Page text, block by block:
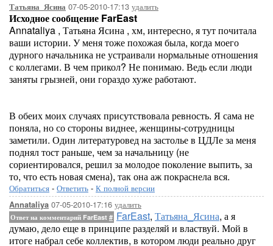
Татьяна_Ясина 07-05-2010-17:13 удалить
Исходное сообщение FarEast
Annataliya , Татьяна Ясина , хм, интересно, я тут почитала
ваши истории. У меня тоже похожая была, когда моего
дурного начальника не устраивали нормальные отношения
с коллегами. В чем прикол? Не понимаю. Ведь если люди
заняты грызней, они гораздо хуже работают.
В обеих моих случаях присутствовала ревность. Я сама не
поняла, но со стороны виднее, женщины-сотрудницы
заметили. Один литературовед на застолье в ЦДЛе за меня
поднял тост раньше, чем за начальницу (не
сориентировался, решил за молодое поколение выпить, за
то, что есть новая смена), так она аж покраснела вся.
Обратиться - Ответить - К полной версии
Annataliya 07-05-2010-17:16 удалить
Ответ на комментарий FarEast # FarEast, Татьяна_Ясина, а я
думаю, дело еще в принципе разделяй и властвуй. Мой в
итоге набрал себе коллектив, в котором люди реально друг